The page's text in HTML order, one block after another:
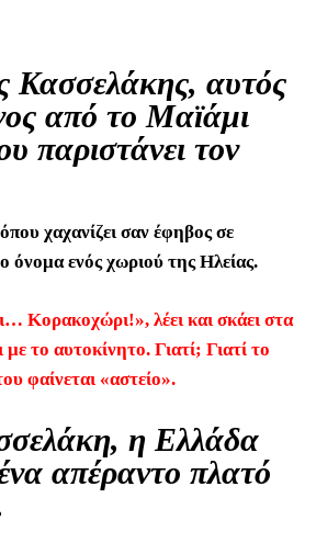
Κασσελάκης, αυτός
από το Μαϊάμι
παριστάνει τον
χαχανίζει σαν έφηβος σε
ενός χωριού της Ηλείας.
Κορακοχώρι!», λέει και σκάει στα
με το αυτοκίνητο. Γιατί; Γιατί το
φαίνεται «αστείο».
η Ελλάδα
απέραντο πλατό